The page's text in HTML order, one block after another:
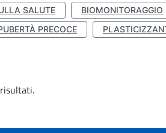
SALUTE
BIOMONITORAGGIO
PRECOCE